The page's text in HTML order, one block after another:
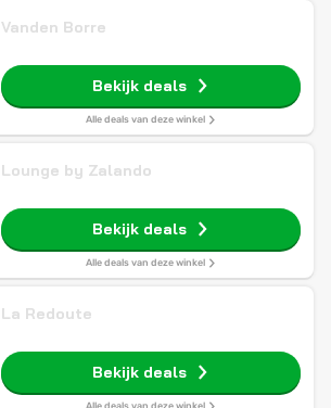
Vanden Borre
Bekijk deals
Alle deals van deze winkel
Lounge by Zalando
Bekijk deals
Alle deals van deze winkel
La Redoute
Bekijk deals
Alle deals van deze winkel